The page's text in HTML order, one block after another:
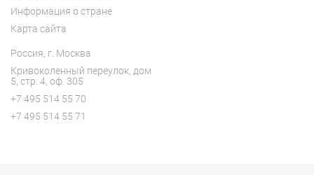
Информация о стране
Карта сайта
Россия, г. Москва
Кривоколенный переулок, дом
5, стр. 4, оф. 305
+7 495 514 55 70
+7 495 514 55 71